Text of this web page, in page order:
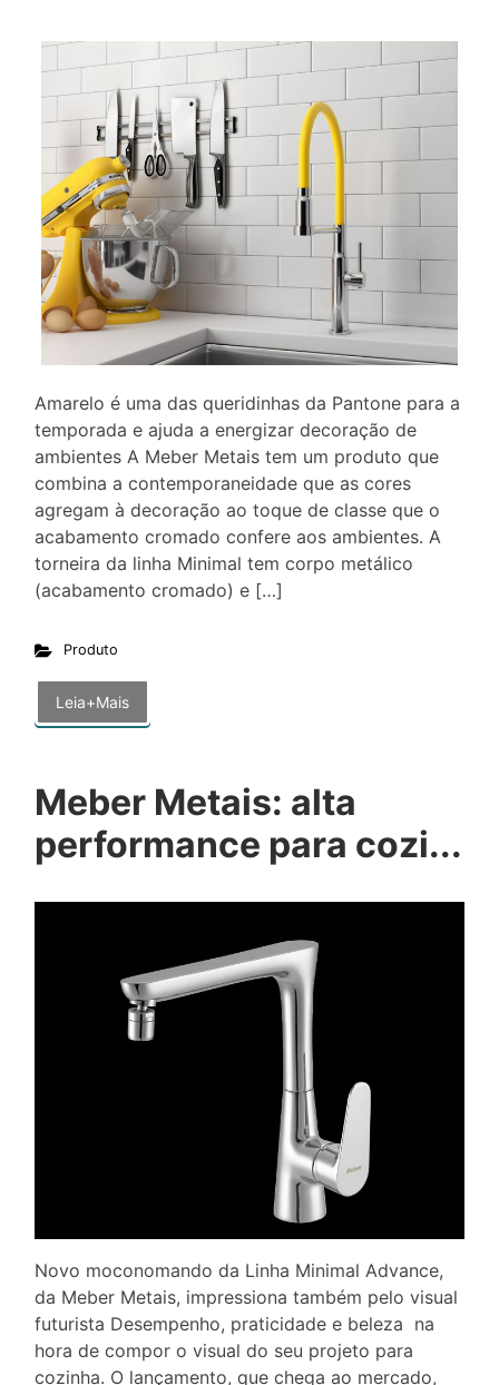
Amarelo é uma das queridinhas da Pantone para a
temporada e ajuda a energizar decoração de
ambientes A Meber Metais tem um produto que
combina a contemporaneidade que as cores
agregam à decoração ao toque de classe que o
acabamento cromado confere aos ambientes. A
torneira da linha Minimal tem corpo metálico
(acabamento cromado) e […]
Produto
Leia+Mais
Meber Metais: alta
performance para cozi...
Novo moconomando da Linha Minimal Advance,
da Meber Metais, impressiona também pelo visual
futurista Desempenho, praticidade e beleza na
hora de compor o visual do seu projeto para
cozinha. O lançamento, que chega ao mercado,